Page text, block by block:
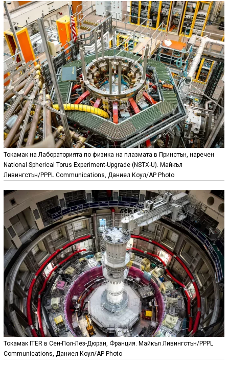
Токамак на Лабораторията по физика на плазмата в Принстън, наречен
National Spherical Torus Experiment-Upgrade (NSTX-U). Майкъл
Ливингстън/PPPL Communications, Даниел Коул/AP Photo
Токамак ITER в Сен-Пол-Лез-Дюран, Франция. Майкъл Ливингстън/PPPL
Communications, Даниел Коул/AP Photo